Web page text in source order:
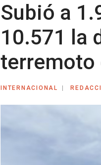
Subió a
10.571 la
terremoto
INTERNACIONAL